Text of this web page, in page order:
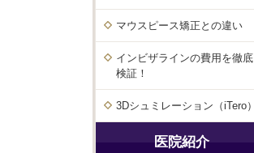
マウスピース矯正との違い
インビザラインの費用を徹底
検証！
3Dシュミレーション（iTero）
医院紹介